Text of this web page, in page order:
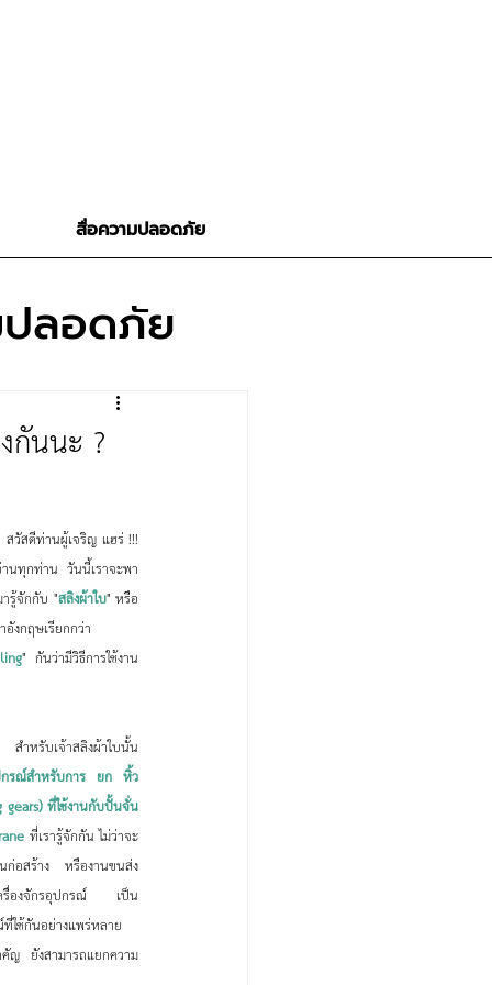
สื่อความปลอดภัย
ปลอดภัย
กันนะ ?
นทุกท่าน วันนี้เราจะพา
รู้จักกับ "สลิงผ้าใบ" หรือ
งกฤษเรียกกว่า
" กันว่ามีวิธีการใช้งาน
รณ์สำหรับการ ยก หิ้ว
gears) ที่ใช้งานกับปั้นจั่น
ที่เรารู้จักกัน ไม่ว่าจะ
นก่อสร้าง หรืองานขนส่ง
รื่องจักรอุปกรณ์ เป็น
ใช้กันอย่างแพร่หลาย
คัญ ยังสามารถแยกความ